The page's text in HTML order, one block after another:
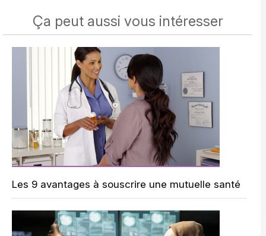
Ça peut aussi vous intéresser
Les 9 avantages à souscrire une mutuelle santé